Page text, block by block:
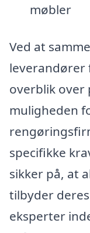
møbler
Ved at
leverandører
overblik over
muligheden
specifikke
sikker på, at
tilbyder
eksperter